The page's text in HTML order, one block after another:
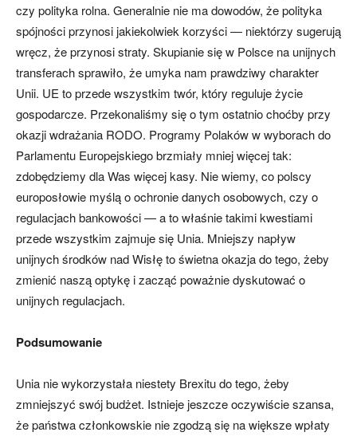
czy polityka rolna. Generalnie nie ma dowodów, że polityka
spójności przynosi jakiekolwiek korzyści — niektórzy sugerują
wręcz, że przynosi straty. Skupianie się w Polsce na unijnych
transferach sprawiło, że umyka nam prawdziwy charakter
Unii. UE to przede wszystkim twór, który reguluje życie
gospodarcze. Przekonaliśmy się o tym ostatnio choćby przy
okazji wdrażania RODO. Programy Polaków w wyborach do
Parlamentu Europejskiego brzmiały mniej więcej tak:
zdobędziemy dla Was więcej kasy. Nie wiemy, co polscy
europosłowie myślą o ochronie danych osobowych, czy o
regulacjach bankowości — a to właśnie takimi kwestiami
przede wszystkim zajmuje się Unia. Mniejszy napływ
unijnych środków nad Wisłę to świetna okazja do tego, żeby
zmienić naszą optykę i zacząć poważnie dyskutować o
unijnych regulacjach.
Podsumowanie
Unia nie wykorzystała niestety Brexitu do tego, żeby
zmniejszyć swój budżet. Istnieje jeszcze oczywiście szansa,
że państwa członkowskie nie zgodzą się na większe wpłaty